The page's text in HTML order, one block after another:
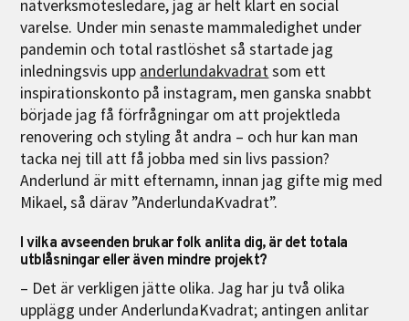
nätverksmötesledare, jag är helt klart en social
varelse. Under min senaste mammaledighet under
pandemin och total rastlöshet så startade jag
inledningsvis upp anderlundakvadratsom ett
inspirationskonto på instagram, men ganska snabbt
började jag få förfrågningar om att projektleda
renovering och styling åt andra – och hur kan man
tacka nej till att få jobba med sin livs passion?
Anderlund är mitt efternamn, innan jag gifte mig med
Mikael, så därav ”AnderlundaKvadrat”.
I vilka avseenden brukar folk anlita dig, är det totala
utblåsningar eller även mindre projekt?
– Det är verkligen jätte olika. Jag har ju två olika
upplägg under AnderlundaKvadrat; antingen anlitar